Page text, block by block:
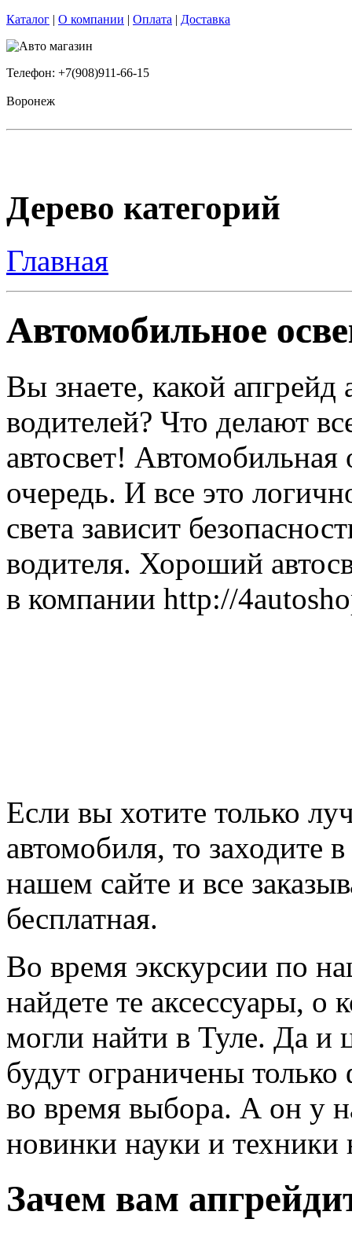
Каталог | О компании | Оплата | Доставка
Телефон: +7(908)911-66-15
Воронеж
Дерево категорий
Главная
Автомобильное
Вы знаете, какой
водителей? Что делают
автосвет!
очередь. И все это
света зависит
водителя. Хороший
в компании http://
Если вы хотите только
автомобиля, то заходите
нашем сайте и все
бесплатная.
Во время экскурсии по
найдете те аксессуары, о
могли найти в Туле. Да
будут ограничены
во время выбора. А он у
новинки науки и техники
Зачем вам